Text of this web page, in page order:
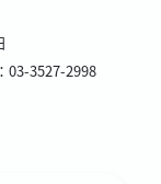
03-3527-2998